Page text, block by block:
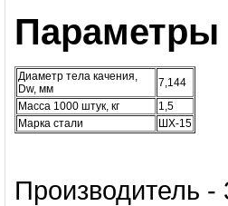
Параметры
Диаметр тела качения,
Dw, мм
7,144
Масса 1000 штук, кг
1,5
Марка стали
ШХ-15
Производитель